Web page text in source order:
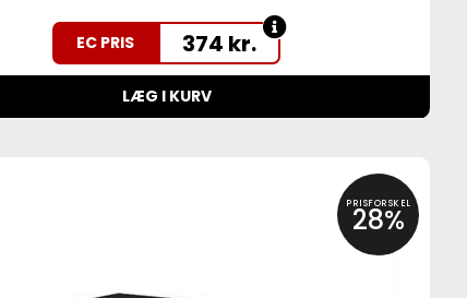
EC PRIS 374 kr.
LÆG I KURV
PRISFORSKEL
28%